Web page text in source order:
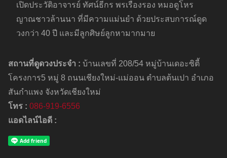
เปิดประวัติอาจารย์ ทัศน์ธีกร พรเรืองรอง หมอดูโหร
ญาณชาวล้านนา ที่มีความแม่นยำ ด้วยประสบการณ์ดูด
วงกว่า 40 ปี และมีลูกศิษย์ลูกหามากมาย
สถานที่ดูดวงประจำ : บ้านเลขที่ 208/54 หมู่บ้านเดอะซิตี้
โครงการ5 หมู่ 8 ถนนเชียงใหม่-แม่ออน ตำบลต้นเปา อำเภอ
สันกำแพง จังหวัดเชียงใหม่
โทร : 086-919-6556
แอดไลน์ไอดี :